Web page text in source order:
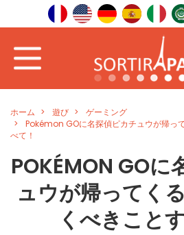
ホーム 遊び
ゲーミング
Pokémon GOに名探偵ピカチュウが帰っ
べて！
POKÉMON GOに
ュウが帰ってく
くべきこと